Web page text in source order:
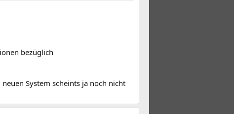
bezüglich
System scheints ja noch nicht